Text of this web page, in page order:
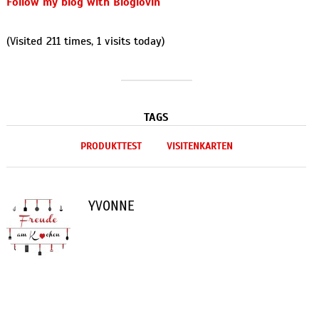
(Visited 211 times, 1 visits today)
TAGS
PRODUKTTEST VISITENKARTEN
YVONNE